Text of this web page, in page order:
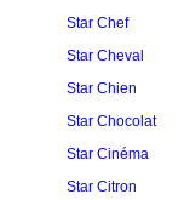
Star Chef
Star Cheval
Star Chien
Star Chocolat
Star Cinéma
Star Citron